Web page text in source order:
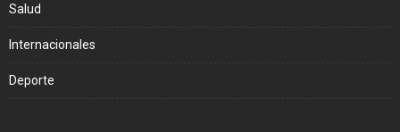
Salud
Internacionales
Deporte